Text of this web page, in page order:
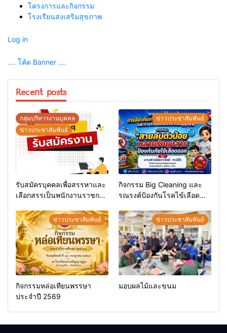
โครงการและกิจกรรม
โรงเรียนส่งเสริมสุขภาพ
Log in
.... โค้ด Banner ....
Recent posts
กลุ่มบริหารงานบุคคล
ข่าวประชาสัมพันธ์
รับสมัครบุคคลเพื่อสรรหาและ
เลือกสรรเป็นพนักงานราชการ
ข่าวประชาสัมพันธ์
กิจกรรม Big Cleaning และ
รณรงค์ป้องกันโรคไข้เลือด
ข่าวประชาสัมพันธ์
กิจกรรมหล่อเทียนพรรษา
ประจำปี 2569
ข่าวประชาสัมพันธ์
มอบผลไม้และขนม